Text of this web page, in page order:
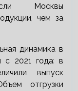
Москвы
чем за
динамика в
с 2021 года: в
выпуск
отгрузки